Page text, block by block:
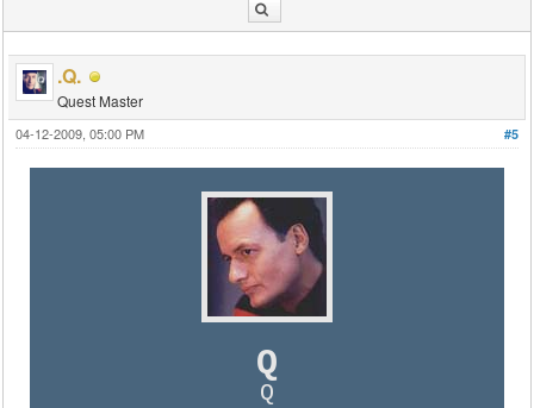
.Q.
Quest Master
#5
04-12-2009, 05:00 PM
Q
Q